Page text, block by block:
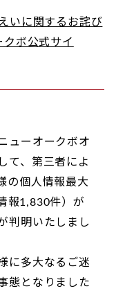
いに関するお詫び
ボ公式サイ
ューオークボオ
て、第三者によ
の個人情報最大
報1,830件）が
判明いたしまし
に多大なるご迷
態となりました